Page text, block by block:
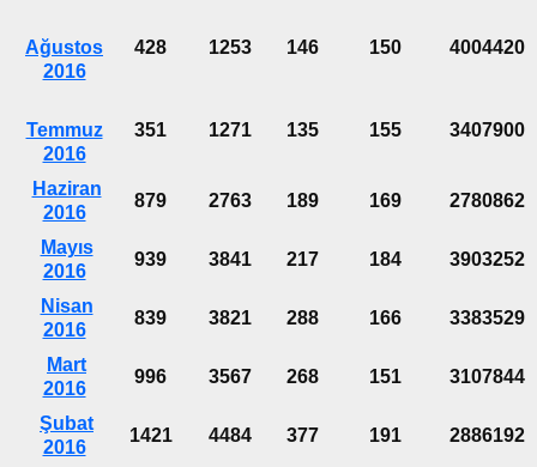
Ağustos
2016
428 1253 146 150 4004420
Temmuz
2016
351 1271 135 155 3407900
Haziran
2016
879 2763 189 169 2780862
Mayıs
2016
939 3841 217 184 3903252
Nisan
2016
839 3821 288 166 3383529
Mart
2016
996 3567 268 151 3107844
Şubat
2016
1421 4484 377 191 2886192